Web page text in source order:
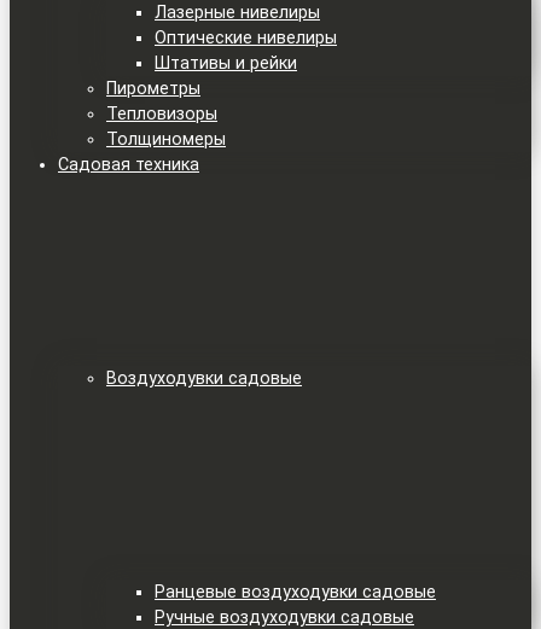
Лазерные нивелиры
Оптические нивелиры
Штативы и рейки
Пирометры
Тепловизоры
Толщиномеры
Садовая техника
Воздуходувки садовые
Ранцевые воздуходувки садовые
Ручные воздуходувки садовые